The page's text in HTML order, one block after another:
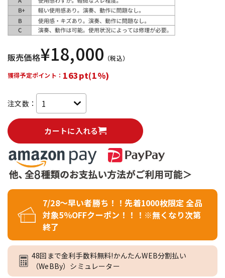
販売価格¥18,000 （税込）
獲得予定ポイント： 163pt(1%)
注文数：
カートに入れる
7/28～早い者勝ち！！先着1000枚限定 全品
対象5％OFFクーポン！！！※無くなり次第
終了
48回まで金利手数料無料!かんたんWEB分割払い
（WeBBy）シミュレーター